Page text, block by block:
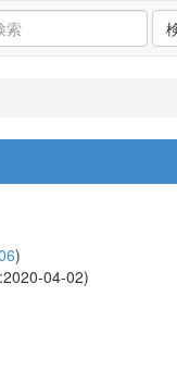
)
04-02)